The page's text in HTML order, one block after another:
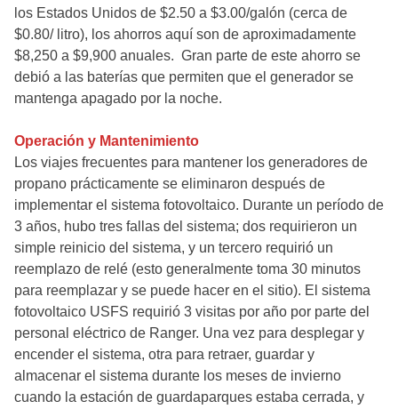
los Estados Unidos de $2.50 a $3.00/galón (cerca de
$0.80/ litro), los ahorros aquí son de aproximadamente
$8,250 a $9,900 anuales. Gran parte de este ahorro se
debió a las baterías que permiten que el generador se
mantenga apagado por la noche.
Operación y Mantenimiento
Los viajes frecuentes para mantener los generadores de
propano prácticamente se eliminaron después de
implementar el sistema fotovoltaico. Durante un período de
3 años, hubo tres fallas del sistema; dos requirieron un
simple reinicio del sistema, y un tercero requirió un
reemplazo de relé (esto generalmente toma 30 minutos
para reemplazar y se puede hacer en el sitio). El sistema
fotovoltaico USFS requirió 3 visitas por año por parte del
personal eléctrico de Ranger. Una vez para desplegar y
encender el sistema, otra para retraer, guardar y
almacenar el sistema durante los meses de invierno
cuando la estación de guardaparques estaba cerrada, y